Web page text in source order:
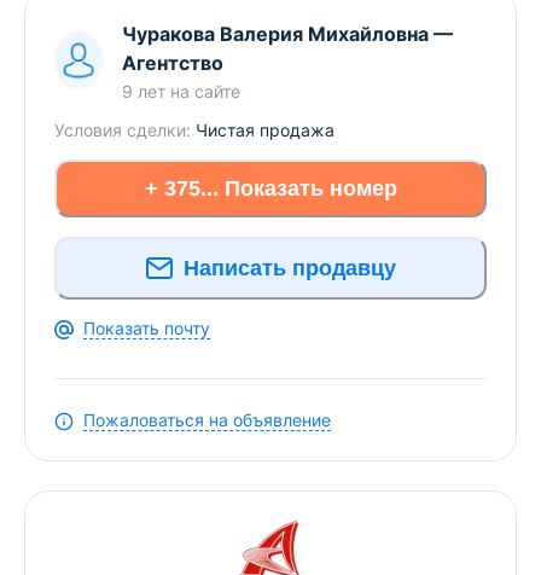
Telegram ЗАО «АЛЬТЕРНАТИВА Брест». УНП
291427570 Лицензия № 02240/303 от 02.02.2016г.
Договор номер 2147/1 от 25.09.2017
Чуракова Валерия Михайловна —
Агентство
9 лет на сайте
Условия сделки: Чистая продажа
+ 375... Показать номер
Написать продавцу
Показать почту
Пожаловаться на объявление